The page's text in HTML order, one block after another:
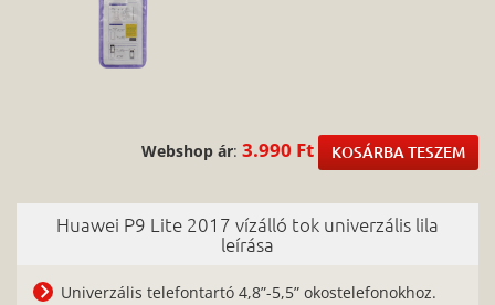
Webshop ár: 3.990 Ft KOSÁRBA TESZEM
Huawei P9 Lite 2017 vízálló tok univerzális lila
leírása
Univerzális telefontartó 4,8”-5,5” okostelefonokhoz.